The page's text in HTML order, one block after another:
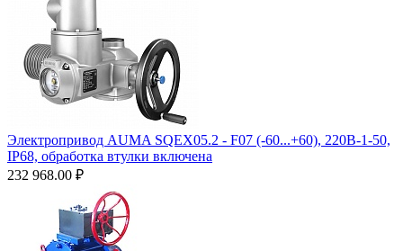
Электропривод AUMA SQEX05.2 - F07 (-60...+60), 220B-1-50,
IP68, обработка втулки включена
232 968.00 ₽